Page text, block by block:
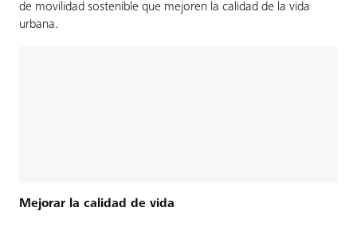
de movilidad sostenible que mejoren la calidad de la vida
urbana.
Mejorar la calidad de vida